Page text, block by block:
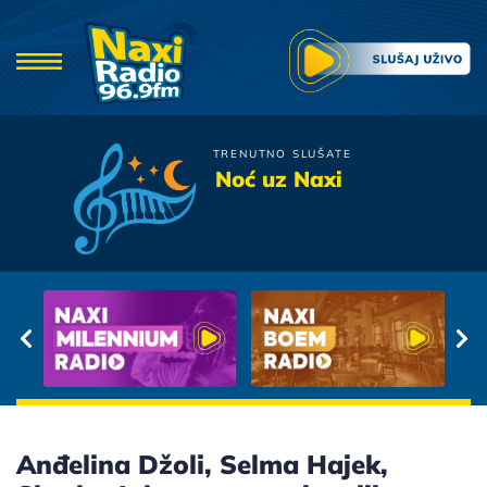
TRENUTNO SLUŠATE
Noć uz Naxi
Crvena Jabuka
Anđelina Džoli, Selma Hajek,